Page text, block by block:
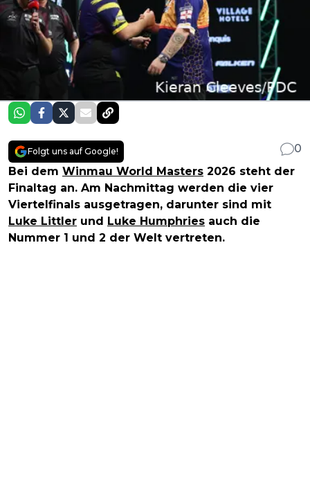
Folgt uns auf Google!
0
Bei dem Winmau World Masters 2026 steht der
Finaltag an. Am Nachmittag werden die vier
Viertelfinals ausgetragen, darunter sind mit
Luke Littler und Luke Humphries auch die
Nummer 1 und 2 der Welt vertreten.